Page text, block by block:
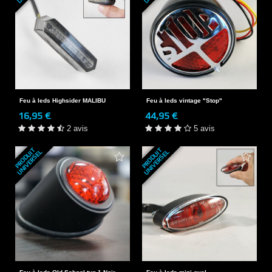
Feu à leds Highsider MALIBU
16,95 €
2 avis
Feu à leds vintage "Stop"
44,95 €
5 avis
P
R
O
D
U
I
T
U
N
I
V
E
R
S
E
L P
R
O
D
U
I
T
U
N
I
V
E
R
S
E
L